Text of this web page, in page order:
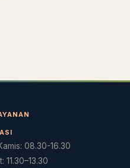
08.30-16.30
11.30–13.30